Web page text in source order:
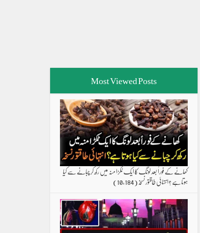
Most Viewed Posts
کھانے کے فوراً بعد لونگ کا ایک ٹکڑا منہ میں رکھ کر چبانے سے کیا
ہوتا ہے ؟انتہائی طاقتور نسخہ(10,184)